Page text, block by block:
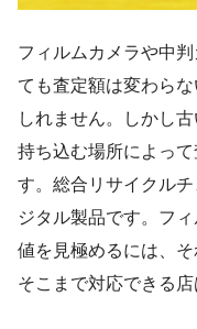
フィルムカメラや中
ても査定額は変わら
しれません。しかし
持ち込む場所によっ
す。総合リサイクル
ジタル製品です。フ
値を見極めるには、
そこまで対応できる店